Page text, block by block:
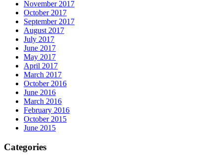
November 2017
October 2017
September 2017
August 2017
July 2017
June 2017
May 2017
April 2017
March 2017
October 2016
June 2016
March 2016
February 2016
October 2015
June 2015
Categories